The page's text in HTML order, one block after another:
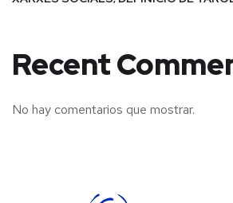
Recent
No hay comentarios que mostrar.